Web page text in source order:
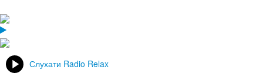
Слухати Radio Relax